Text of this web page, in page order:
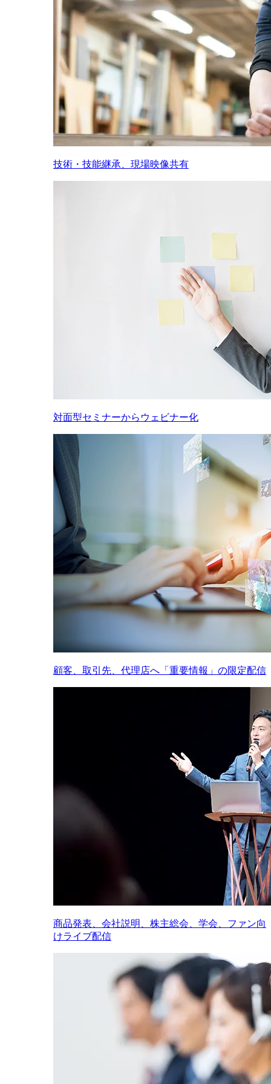
技術・技能継承、現場映像共有
対面型セミナーからウェビナー化
顧客、取引先、代理店へ「重要情報」の限定配信
商品発表、会社説明、株主総会、学会、ファン向
けライブ配信